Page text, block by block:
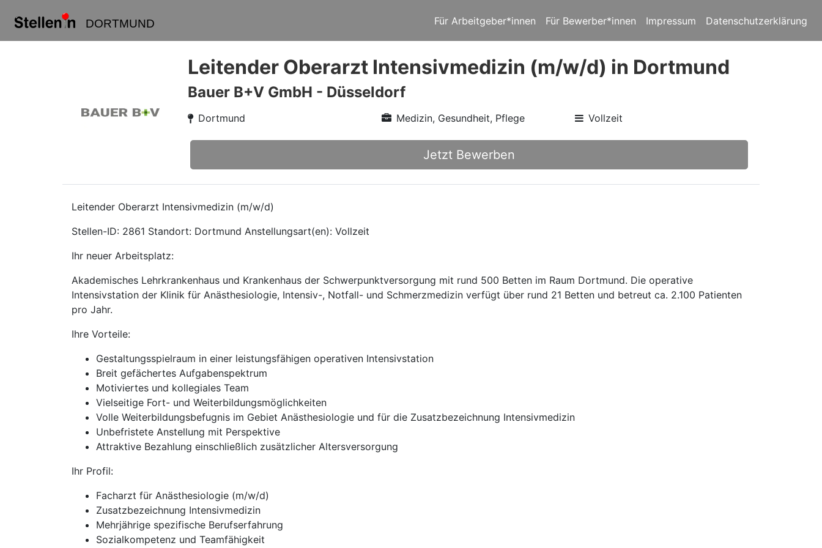
DORTMUND Für Arbeitgeber*innen Für Bewerber*innen Impressum Datenschutzerklärung
Leitender Oberarzt Intensivmedizin (m/w/d) in Dortmund
Bauer B+V GmbH - Düsseldorf
Dortmund Medizin, Gesundheit, Pflege Vollzeit
Jetzt Bewerben
Leitender Oberarzt Intensivmedizin (m/w/d)
Stellen-ID: 2861 Standort: Dortmund Anstellungsart(en): Vollzeit
Ihr neuer Arbeitsplatz:
Akademisches Lehrkrankenhaus und Krankenhaus der Schwerpunktversorgung mit rund 500 Betten im Raum Dortmund. Die operative
Intensivstation der Klinik für Anästhesiologie, Intensiv-, Notfall- und Schmerzmedizin verfügt über rund 21 Betten und betreut ca. 2.100 Patienten
pro Jahr.
Ihre Vorteile:
Gestaltungsspielraum in einer leistungsfähigen operativen Intensivstation
Breit gefächertes Aufgabenspektrum
Motiviertes und kollegiales Team
Vielseitige Fort- und Weiterbildungsmöglichkeiten
Volle Weiterbildungsbefugnis im Gebiet Anästhesiologie und für die Zusatzbezeichnung Intensivmedizin
Unbefristete Anstellung mit Perspektive
Attraktive Bezahlung einschließlich zusätzlicher Altersversorgung
Ihr Profil:
Facharzt für Anästhesiologie (m/w/d)
Zusatzbezeichnung Intensivmedizin
Mehrjährige spezifische Berufserfahrung
Sozialkompetenz und Teamfähigkeit